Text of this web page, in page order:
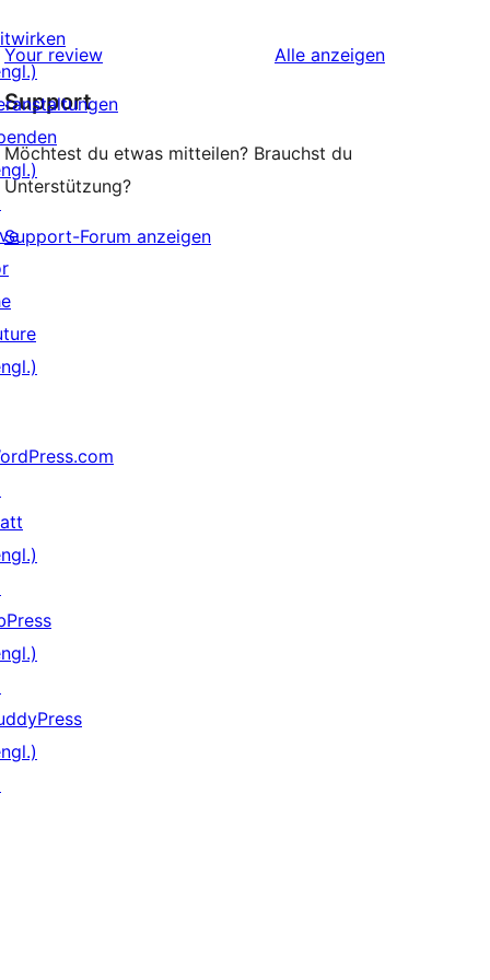
Rezensionen
Sterne-
Rezensionen
Your review Alle Rezensionen
anzeigen
Support
Möchtest du etwas mitteilen? Brauchst du
Unterstützung?
Support-Forum anzeigen